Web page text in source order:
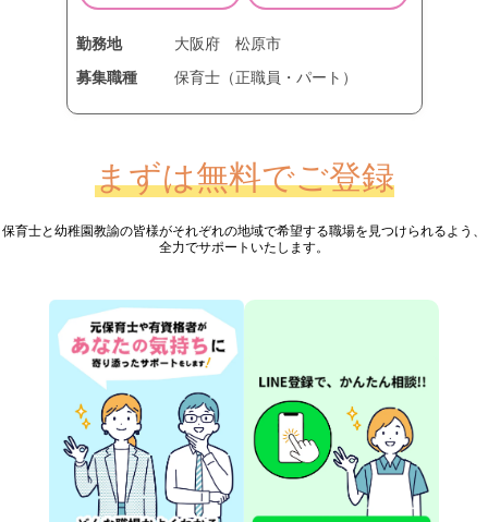
勤務地 大阪府
松原市
募集職種
保育士（正職員・パート）
まずは無料でご登録
保育士と幼稚園教諭の皆様がそれぞれの地域で希望する職場を見つけられるよう、
全力でサポートいたします。